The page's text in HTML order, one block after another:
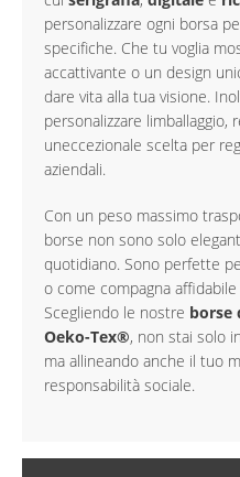
personalizzare ogni borsa
specifiche. Che tu voglia
accattivante o un design
dare vita alla tua visione.
personalizzare
uneccezionale scelta per
aziendali.
Con un peso massimo
borse non sono solo
quotidiano. Sono perfette
o come compagna
Scegliendo le nostre borse
Oeko-Tex®, non stai solo
ma allineando anche il tuo
responsabilità sociale.